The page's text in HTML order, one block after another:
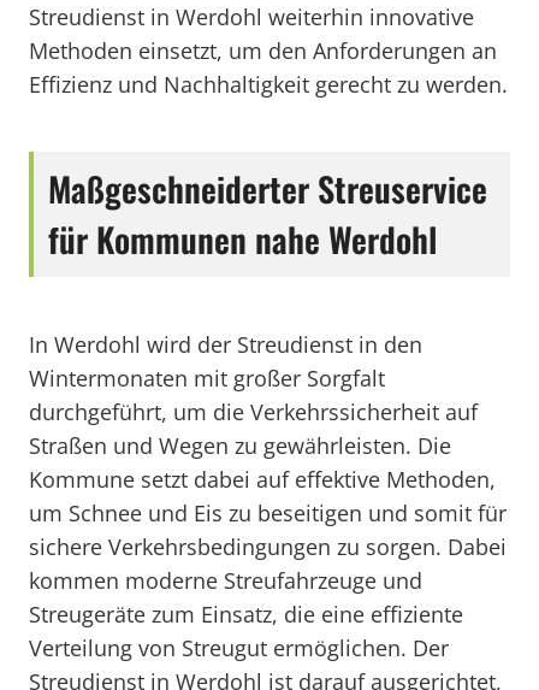
Streudienst in Werdohl weiterhin innovative
Methoden einsetzt, um den Anforderungen an
Effizienz und Nachhaltigkeit gerecht zu werden.
Maßgeschneiderter Streuservice
für Kommunen nahe Werdohl
In Werdohl wird der Streudienst in den
Wintermonaten mit großer Sorgfalt
durchgeführt, um die Verkehrssicherheit auf
Straßen und Wegen zu gewährleisten. Die
Kommune setzt dabei auf effektive Methoden,
um Schnee und Eis zu beseitigen und somit für
sichere Verkehrsbedingungen zu sorgen. Dabei
kommen moderne Streufahrzeuge und
Streugeräte zum Einsatz, die eine effiziente
Verteilung von Streugut ermöglichen. Der
Streudienst in Werdohl ist darauf ausgerichtet,